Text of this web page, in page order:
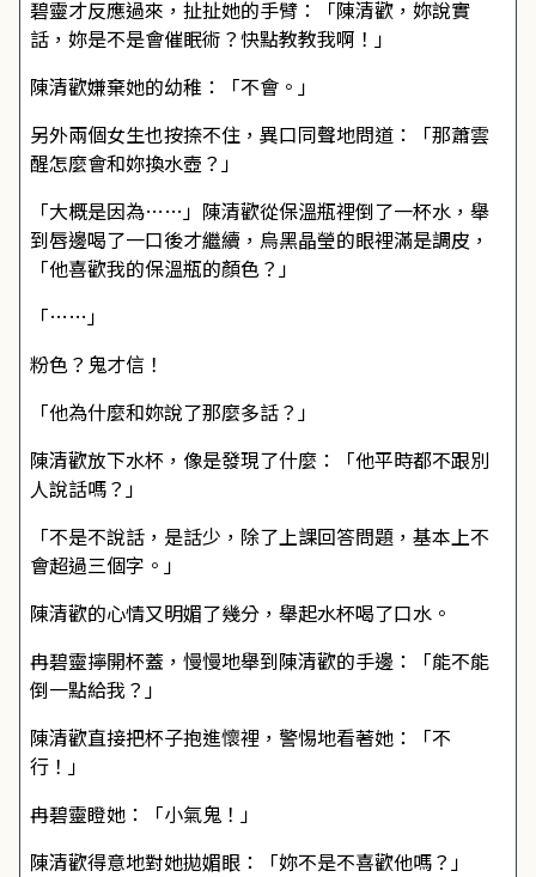
碧靈才反應過來，扯扯她的手臂：「陳清歡，妳說實
話，妳是不是會催眠術？快點教教我啊！」
陳清歡嫌棄她的幼稚：「不會。」
另外兩個女生也按捺不住，異口同聲地問道：「那蕭雲
醒怎麼會和妳換水壺？」
「大概是因為……」陳清歡從保溫瓶裡倒了一杯水，舉
到唇邊喝了一口後才繼續，烏黑晶瑩的眼裡滿是調皮，
「他喜歡我的保溫瓶的顏色？」
「……」
粉色？鬼才信！
「他為什麼和妳說了那麼多話？」
陳清歡放下水杯，像是發現了什麼：「他平時都不跟別
人說話嗎？」
「不是不說話，是話少，除了上課回答問題，基本上不
會超過三個字。」
陳清歡的心情又明媚了幾分，舉起水杯喝了口水。
冉碧靈擰開杯蓋，慢慢地舉到陳清歡的手邊：「能不能
倒一點給我？」
陳清歡直接把杯子抱進懷裡，警惕地看著她：「不
行！」
冉碧靈瞪她：「小氣鬼！」
陳清歡得意地對她拋媚眼：「妳不是不喜歡他嗎？」